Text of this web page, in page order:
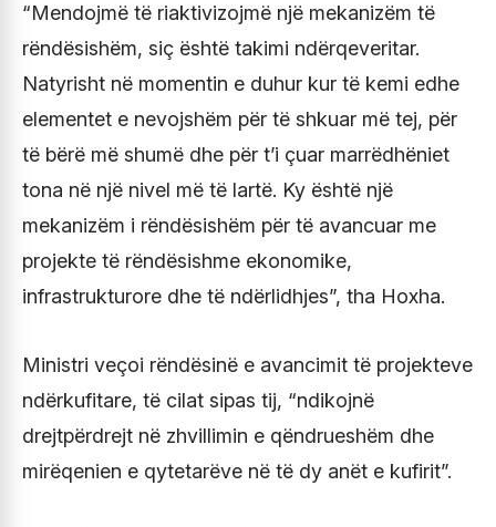
“Mendojmë të riaktivizojmë një mekanizëm të
rëndësishëm, siç është takimi ndërqeveritar.
Natyrisht në momentin e duhur kur të kemi edhe
elementet e nevojshëm për të shkuar më tej, për
të bërë më shumë dhe për t’i çuar marrëdhëniet
tona në një nivel më të lartë. Ky është një
mekanizëm i rëndësishëm për të avancuar me
projekte të rëndësishme ekonomike,
infrastrukturore dhe të ndërlidhjes”, tha Hoxha.
Ministri veçoi rëndësinë e avancimit të projekteve
ndërkufitare, të cilat sipas tij, “ndikojnë
drejtpërdrejt në zhvillimin e qëndrueshëm dhe
mirëqenien e qytetarëve në të dy anët e kufirit”.